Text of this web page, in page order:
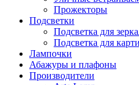
Прожекторы
Подсветки
Подсветка для
Подсветка для
Лампочки
Абажуры и плафоны
Производители